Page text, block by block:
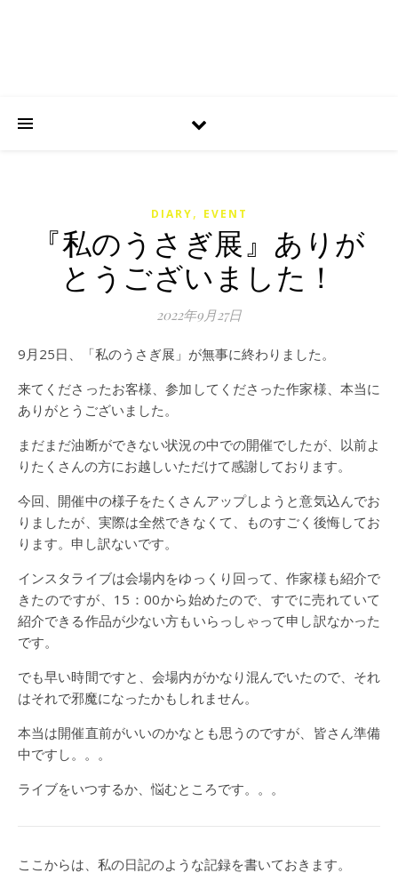
DIARY, EVENT
『私のうさぎ展』ありが
とうございました！
2022年9月27日
9月25日、「私のうさぎ展」が無事に終わりました。
来てくださったお客様、参加してくださった作家様、本当に
ありがとうございました。
まだまだ油断ができない状況の中での開催でしたが、以前よ
りたくさんの方にお越しいただけて感謝しております。
今回、開催中の様子をたくさんアップしようと意気込んでお
りましたが、実際は全然できなくて、ものすごく後悔してお
ります。申し訳ないです。
インスタライブは会場内をゆっくり回って、作家様も紹介で
きたのですが、15：00から始めたので、すでに売れていて
紹介できる作品が少ない方もいらっしゃって申し訳なかった
です。
でも早い時間ですと、会場内がかなり混んでいたので、それ
はそれで邪魔になったかもしれません。
本当は開催直前がいいのかなとも思うのですが、皆さん準備
中ですし。。。
ライブをいつするか、悩むところです。。。
ここからは、私の日記のような記録を書いておきます。